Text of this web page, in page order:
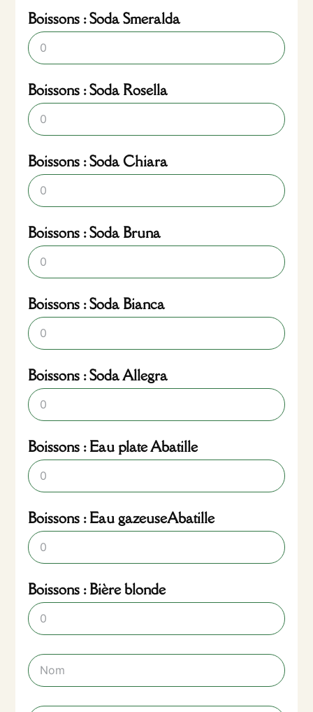
Boissons : Soda Smeralda
Boissons : Soda Rosella
Boissons : Soda Chiara
Boissons : Soda Bruna
Boissons : Soda Bianca
Boissons : Soda Allegra
Boissons : Eau plate Abatille
Boissons : Eau gazeuseAbatille
Boissons : Bière blonde